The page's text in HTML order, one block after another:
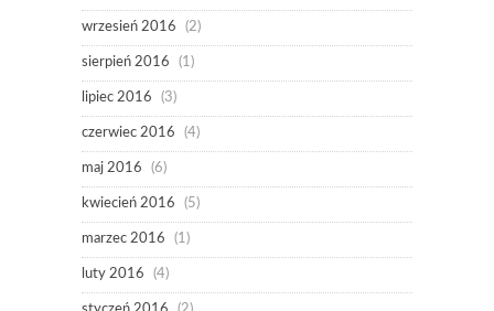
wrzesień 2016 (2)
sierpień 2016 (1)
lipiec 2016 (3)
czerwiec 2016 (4)
maj 2016 (6)
kwiecień 2016 (5)
marzec 2016 (1)
luty 2016 (4)